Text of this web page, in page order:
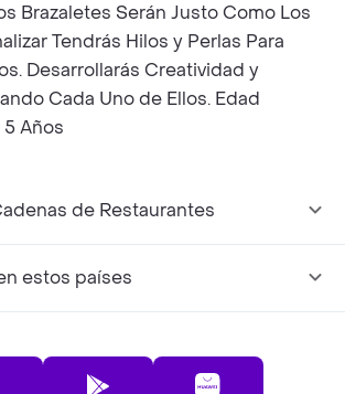
Brazaletes Serán Justo Como Los
Tendrás Hilos y Perlas Para
Desarrollarás Creatividad y
Cada Uno de Ellos. Edad
Años
de Restaurantes
estos países